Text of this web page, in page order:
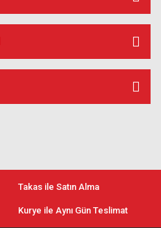
Takas ile Satın Alma
Kurye ile Aynı Gün Teslimat